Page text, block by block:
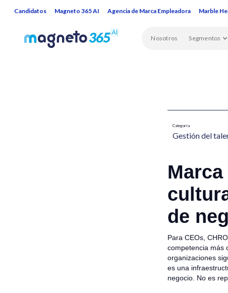
Candidatos Magneto 365 AI Agencia de Marca Empleadora Marble
Nosotros Segmentos
Categoría
Gestión del
de
Para CEOs,
competencia más
organizaciones
es una
negocio. No es